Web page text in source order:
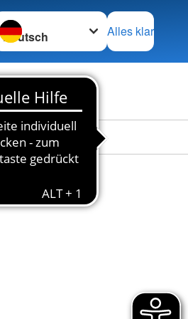
wechseln zu
Alles klar
Familie –